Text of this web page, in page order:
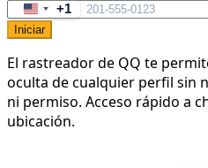
United
States
+1
Iniciar
El rastreador de QQ te
oculta de cualquier perfil sin
ni permiso. Acceso rápido a
ubicación.